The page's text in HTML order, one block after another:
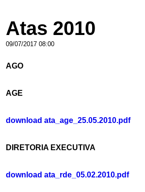
Atas 2010
09/07/2017 08:00
AGO
AGE
download ata_age_25.05.2010.pdf
DIRETORIA EXECUTIVA
download ata_rde_05.02.2010.pdf